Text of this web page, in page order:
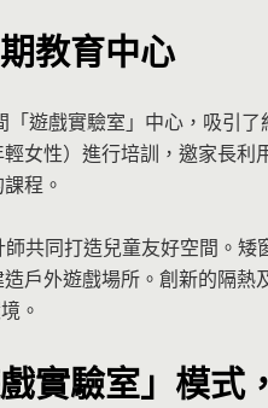
教育中心
遊戲實驗室」中心，吸引
女性）進行培訓，邀家長利
程。
共同打造兒童友好空間。
戶外遊戲場所。創新的隔熱
。
實驗室」模式